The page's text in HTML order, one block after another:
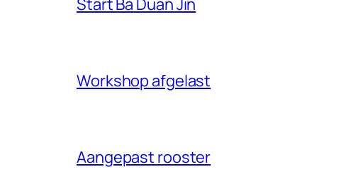
Start Ba Duan Jin
Workshop afgelast
Aangepast rooster